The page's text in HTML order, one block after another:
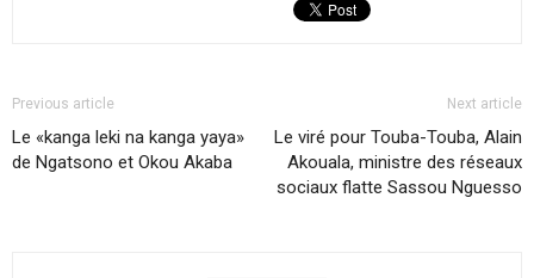
Previous article
Le «kanga leki na kanga yaya»
de Ngatsono et Okou Akaba
Next article
Le viré pour Touba-Touba, Alain
Akouala, ministre des réseaux
sociaux flatte Sassou Nguesso